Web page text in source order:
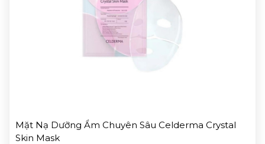
Mặt Nạ Dưỡng Ẩm Chuyên Sâu Celderma Crystal
Skin Mask